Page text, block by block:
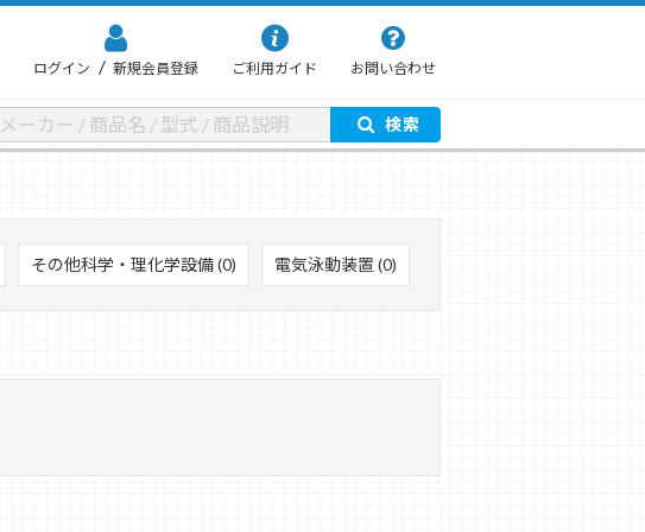
ログイン / 新規会員登録 ご利用ガイド お問い合わせ
検索
その他科学・理化学設備 (0) 電気泳動装置 (0)